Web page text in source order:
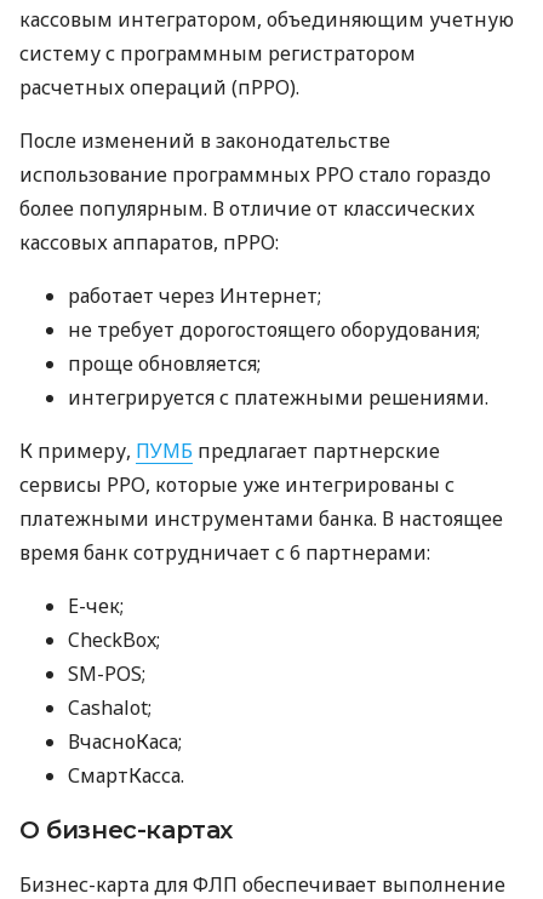
кассовым интегратором, объединяющим учетную
систему с программным регистратором
расчетных операций (пРРО).
После изменений в законодательстве
использование программных РРО стало гораздо
более популярным. В отличие от классических
кассовых аппаратов, пРРО:
работает через Интернет;
не требует дорогостоящего оборудования;
проще обновляется;
интегрируется с платежными решениями.
К примеру, ПУМБ предлагает партнерские
сервисы РРО, которые уже интегрированы с
платежными инструментами банка. В настоящее
время банк сотрудничает с 6 партнерами:
E-чек;
CheckBox;
SM-POS;
Cashalot;
ВчасноКаса;
СмартКасса.
О бизнес-картах
Бизнес-карта для ФЛП обеспечивает выполнение